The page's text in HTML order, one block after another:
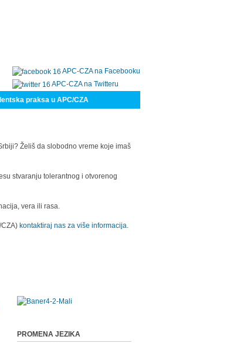
APC-CZA na Facebooku
APC-CZA na Twitteru
praksa u APC/CZA
Želiš da slobodno vreme koje imaš
stvaranju tolerantnog i otvorenog
vera ili rasa.
kontaktiraj nas za više informacija.
PROMENA JEZIKA